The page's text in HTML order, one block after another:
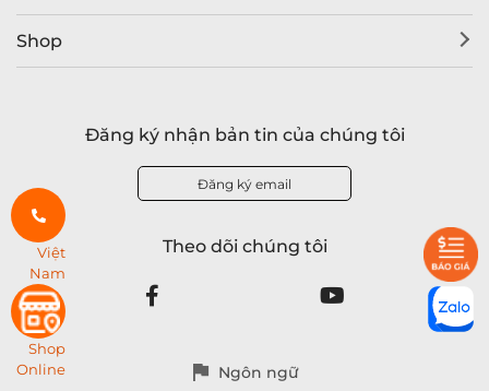
Shop
Đăng ký nhận bản tin của chúng tôi
Đăng ký email
Theo dõi chúng tôi
Ngôn ngữ
Việt
Nam
Shop
Online